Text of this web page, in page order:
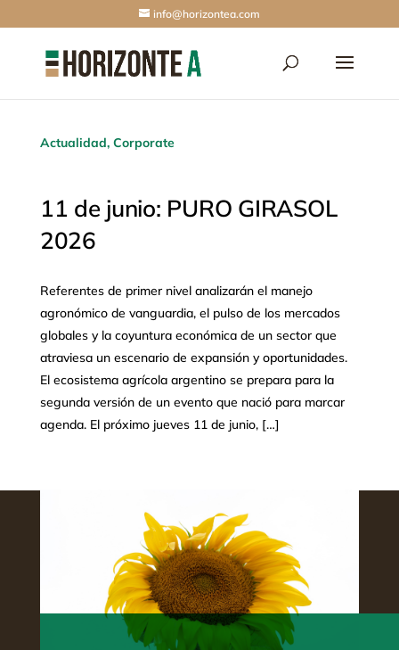
info@horizontea.com
Actualidad, Corporate
11 de junio: PURO GIRASOL
2026
Referentes de primer nivel analizarán el manejo
agronómico de vanguardia, el pulso de los mercados
globales y la coyuntura económica de un sector que
atraviesa un escenario de expansión y oportunidades.
El ecosistema agrícola argentino se prepara para la
segunda versión de un evento que nació para marcar
agenda. El próximo jueves 11 de junio, […]